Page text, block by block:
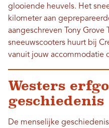
glooiende heuvels. Het
kilometer aan
aangeschreven Tony Grove
sneeuwscooters huurt bij
vanuit jouw accommodatie
Westers
geschiedenis
De menselijke